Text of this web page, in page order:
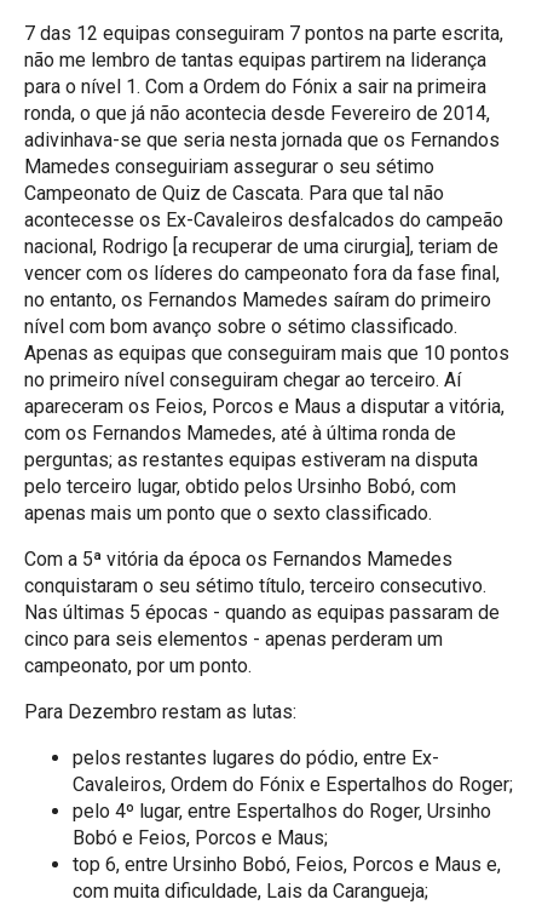
7 das 12 equipas conseguiram 7 pontos na parte escrita,
não me lembro de tantas equipas partirem na liderança
para o nível 1. Com a Ordem do Fónix a sair na primeira
ronda, o que já não acontecia desde Fevereiro de 2014,
adivinhava-se que seria nesta jornada que os Fernandos
Mamedes conseguiriam assegurar o seu sétimo
Campeonato de Quiz de Cascata. Para que tal não
acontecesse os Ex-Cavaleiros desfalcados do campeão
nacional, Rodrigo [a recuperar de uma cirurgia], teriam de
vencer com os líderes do campeonato fora da fase final,
no entanto, os Fernandos Mamedes saíram do primeiro
nível com bom avanço sobre o sétimo classificado.
Apenas as equipas que conseguiram mais que 10 pontos
no primeiro nível conseguiram chegar ao terceiro. Aí
apareceram os Feios, Porcos e Maus a disputar a vitória,
com os Fernandos Mamedes, até à última ronda de
perguntas; as restantes equipas estiveram na disputa
pelo terceiro lugar, obtido pelos Ursinho Bobó, com
apenas mais um ponto que o sexto classificado.
Com a 5ª vitória da época os Fernandos Mamedes
conquistaram o seu sétimo título, terceiro consecutivo.
Nas últimas 5 épocas - quando as equipas passaram de
cinco para seis elementos - apenas perderam um
campeonato, por um ponto.
Para Dezembro restam as lutas:
​pelos restantes lugares do pódio, entre Ex-
Cavaleiros, Ordem do Fónix e Espertalhos do Roger;
pelo 4º lugar, entre Espertalhos do Roger, Ursinho
Bobó e Feios, Porcos e Maus;
top 6, entre Ursinho Bobó, Feios, Porcos e Maus e,
com muita dificuldade, Lais da Carangueja;